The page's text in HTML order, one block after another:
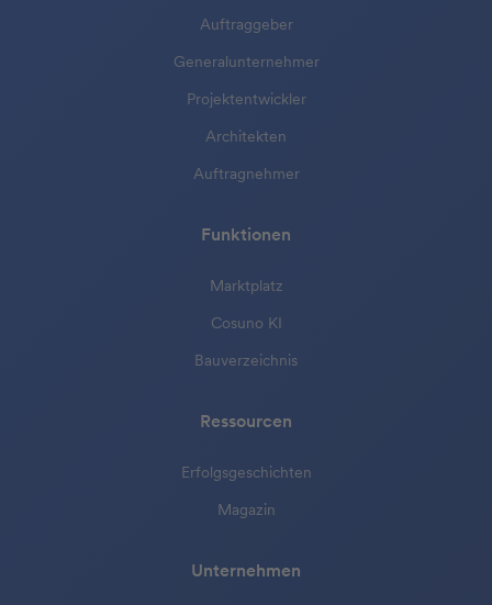
Auftraggeber
Generalunternehmer
Projektentwickler
Architekten
Auftragnehmer
Funktionen
Marktplatz
Cosuno KI
Bauverzeichnis
Ressourcen
Erfolgsgeschichten
Magazin
Unternehmen